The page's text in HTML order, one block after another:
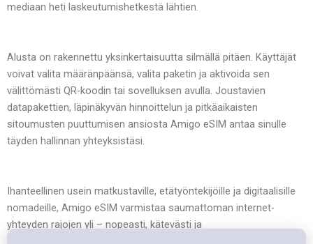
mediaan heti laskeutumishetkestä lähtien.
Alusta on rakennettu yksinkertaisuutta silmällä pitäen. Käyttäjät
voivat valita määränpäänsä, valita paketin ja aktivoida sen
välittömästi QR-koodin tai sovelluksen avulla. Joustavien
datapakettien, läpinäkyvän hinnoittelun ja pitkäaikaisten
sitoumusten puuttumisen ansiosta Amigo eSIM antaa sinulle
täyden hallinnan yhteyksistäsi.
Ihanteellinen usein matkustaville, etätyöntekijöille ja digitaalisille
nomadeille, Amigo eSIM varmistaa saumattoman internet-
yhteyden rajojen yli – nopeasti, kätevästi ja